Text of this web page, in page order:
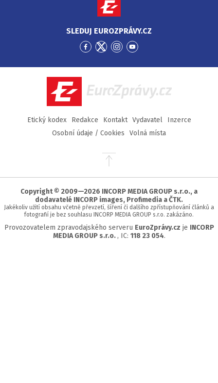
SLEDUJ EUROZPRÁVY.CZ
Přejít
Facebook
Přejít
Twitter
Přejít
Instagram
Přejít
YouTube
EuroZprávy.cz
Etický kodex Redakce Kontakt Vydavatel
Inzerce
Osobní údaje / Cookies
Volná místa
Přejít
stránky
Copyright © 2009—2026 INCORP MEDIA GROUP s.r.o., a
dodavatelé INCORP images, Profimedia a ČTK.
Jakékoliv užití obsahu včetně převzetí, šíření či dalšího zpřístupňování článků a
fotografií je bez souhlasu INCORP MEDIA GROUP s.r.o. zakázáno.
Provozovatelem zpravodajského serveru EuroZprávy.cz je INCORP
MEDIA GROUP s.r.o. , IC: 118 23 054.